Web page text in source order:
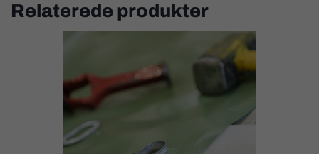
Relaterede produkter